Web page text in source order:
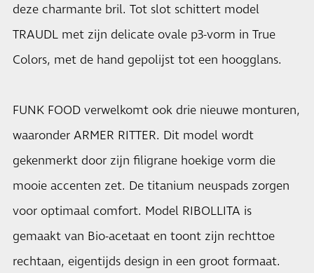
deze charmante bril. Tot slot schittert model
TRAUDL met zijn delicate ovale p3-vorm in True
Colors, met de hand gepolijst tot een hoogglans.
FUNK FOOD verwelkomt ook drie nieuwe monturen,
waaronder ARMER RITTER. Dit model wordt
gekenmerkt door zijn filigrane hoekige vorm die
mooie accenten zet. De titanium neuspads zorgen
voor optimaal comfort. Model RIBOLLITA is
gemaakt van Bio-acetaat en toont zijn rechttoe
rechtaan, eigentijds design in een groot formaat.